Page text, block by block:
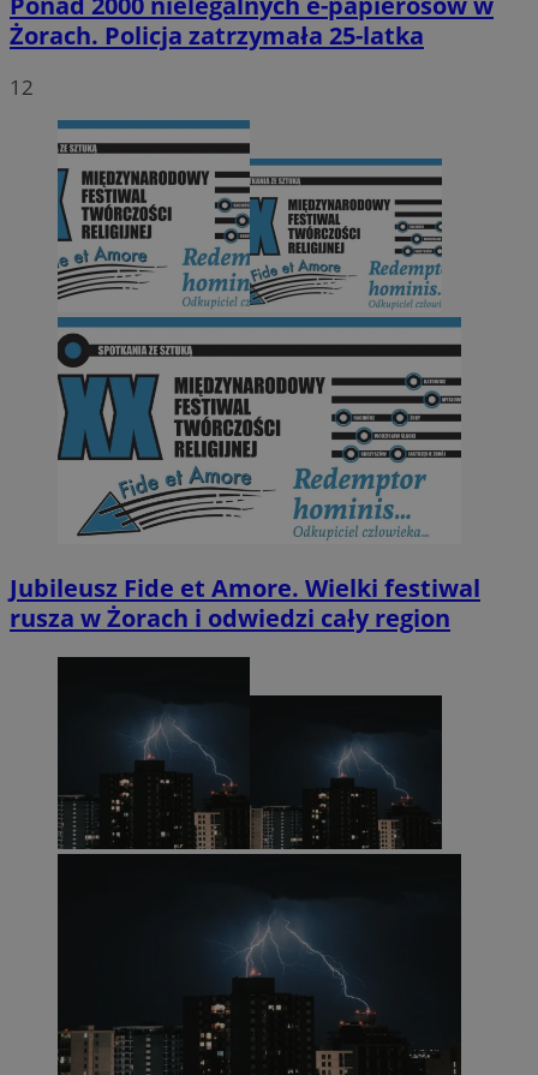
Żorach. Policja zatrzymała 25-latka
12
Jubileusz Fide et Amore. Wielki festiwal
rusza w Żorach i odwiedzi cały region